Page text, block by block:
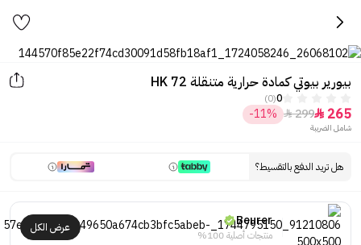
بيورير بيوتي كمادة حرارية متنقلة HK 72
0
(0)
265

299

-11%
شامل الضريبة
هل تريد الدفع بالتقسيط؟
Beurer
منتجات أصلية 100%
عرض الكل